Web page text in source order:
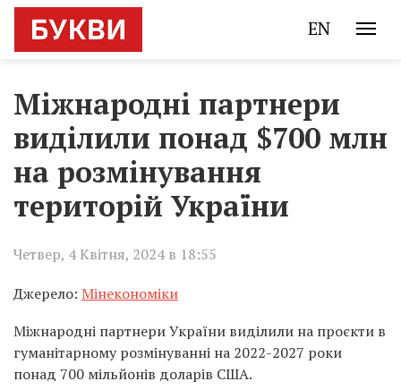
EN
Міжнародні партнери
виділили понад $700 млн
на розмінування
територій України
Четвер, 4 Квітня, 2024 в 18:55
Джерело: Мінекономіки
Міжнародні партнери України виділили на проєкти в
гуманітарному розмінуванні на 2022-2027 роки
понад 700 мільйонів доларів США.